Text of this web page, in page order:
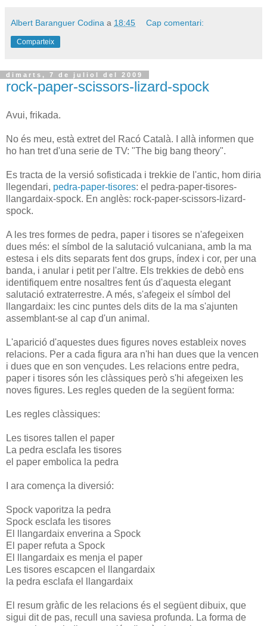
Albert Baranguer Codina a 18:45 Cap comentari:
Comparteix
dimarts, 7 de juliol del 2009
rock-paper-scissors-lizard-spock
Avui, frikada.
No és meu, està extret del Racó Català. I allà informen que
ho han tret d'una serie de TV: "The big bang theory".
Es tracta de la versió sofisticada i trekkie de l'antic, hom diria
llegendari, pedra-paper-tisores: el pedra-paper-tisores-
llangardaix-spock. En anglès: rock-paper-scissors-lizard-
spock.
A les tres formes de pedra, paper i tisores se n'afegeixen
dues més: el símbol de la salutació vulcaniana, amb la ma
estesa i els dits separats fent dos grups, índex i cor, per una
banda, i anular i petit per l'altre. Els trekkies de debò ens
identifiquem entre nosaltres fent ús d'aquesta elegant
salutació extraterrestre. A més, s'afegeix el símbol del
llangardaix: les cinc puntes dels dits de la ma s'ajunten
assemblant-se al cap d'un animal.
L'aparició d'aquestes dues figures noves estableix noves
relacions. Per a cada figura ara n'hi han dues que la vencen
i dues que en son vençudes. Les relacions entre pedra,
paper i tisores són les clàssiques però s'hi afegeixen les
noves figures. Les regles queden de la següent forma:
Les regles clàssiques:
Les tisores tallen el paper
La pedra esclafa les tisores
el paper embolica la pedra
I ara comença la diversió:
Spock vaporitza la pedra
Spock esclafa les tisores
El llangardaix enverina a Spock
El paper refuta a Spock
El llangardaix es menja el paper
Les tisores escapcen el llangardaix
la pedra esclafa el llangardaix
El resum gràfic de les relacions és el següent dibuix, que
sigui dit de pas, recull una saviesa profunda. La forma de